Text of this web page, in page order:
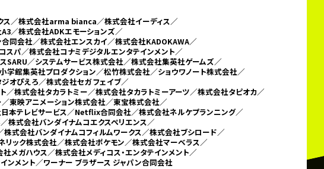
ス／株式会社arma bianca／株式会社イーディス／
A3／株式会社ADKエモーションズ／
合同会社／株式会社エンスカイ／株式会社KADOKAWA／
スパ／株式会社コナミデジタルエンタテインメント／
SARU／システムサービス株式会社／株式会社集英社ゲームズ／
学館集英社プロダクション／松竹株式会社／ショウワノート株式会社／
オぴえろ／株式会社セガ フェイブ／
／株式会社タカラトミー／株式会社タカラトミーアーツ／株式会社タピオカ／
／東映アニメーション株式会社／東宝株式会社／
日本テレビサービス／Netflix合同会社／株式会社ネルケプランニング／
株式会社バンダイナムコエクスペリエンス／
株式会社バンダイナムコフィルムワークス／株式会社ブシロード／
リック株式会社／株式会社ポケモン／株式会社マーベラス／
社メガハウス／株式会社メディコス・エンタテインメント／
ンメント／ワーナー ブラザース ジャパン合同会社